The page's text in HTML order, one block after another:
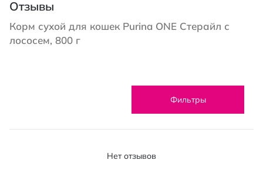
Отзывы
Корм сухой для кошек Purina ONE Стерайл с
лососем, 800 г
Фильтры
Нет отзывов